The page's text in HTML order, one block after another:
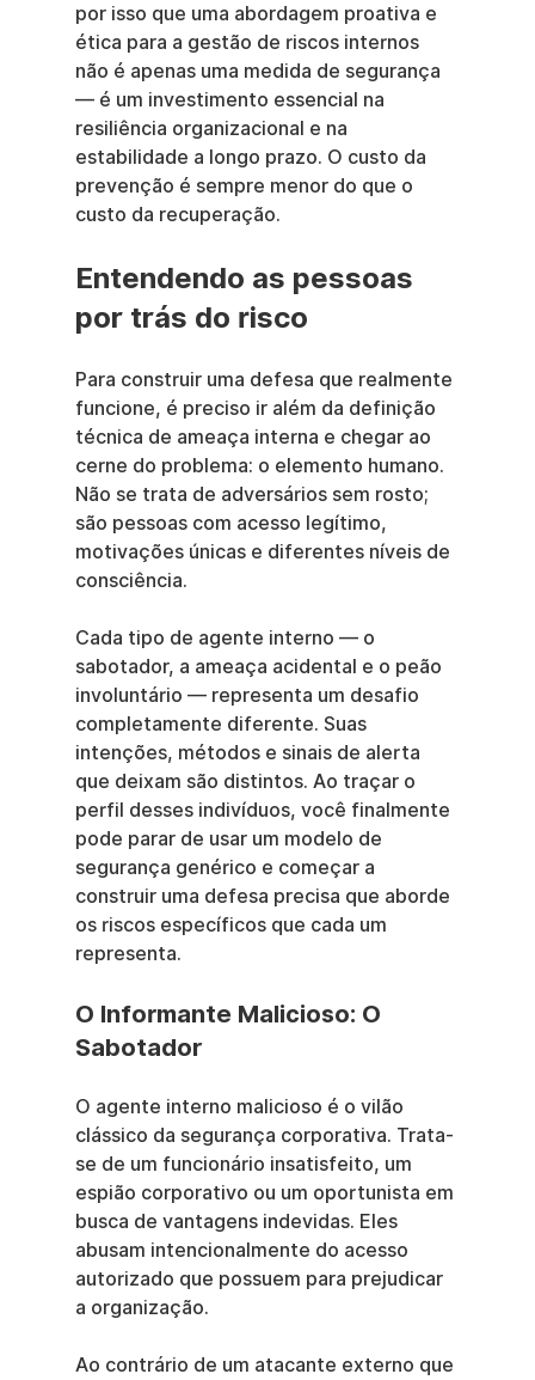
por isso que uma abordagem proativa e
ética para a gestão de riscos internos
não é apenas uma medida de segurança
— é um investimento essencial na
resiliência organizacional e na
estabilidade a longo prazo. O custo da
prevenção é sempre menor do que o
custo da recuperação.
Entendendo as pessoas
por trás do risco
Para construir uma defesa que realmente
funcione, é preciso ir além da definição
técnica de ameaça interna e chegar ao
cerne do problema: o elemento humano.
Não se trata de adversários sem rosto;
são pessoas com acesso legítimo,
motivações únicas e diferentes níveis de
consciência.
Cada tipo de agente interno — o
sabotador, a ameaça acidental e o peão
involuntário — representa um desafio
completamente diferente. Suas
intenções, métodos e sinais de alerta
que deixam são distintos. Ao traçar o
perfil desses indivíduos, você finalmente
pode parar de usar um modelo de
segurança genérico e começar a
construir uma defesa precisa que aborde
os riscos específicos que cada um
representa.
O Informante Malicioso: O
Sabotador
O agente interno malicioso é o vilão
clássico da segurança corporativa. Trata-
se de um funcionário insatisfeito, um
espião corporativo ou um oportunista em
busca de vantagens indevidas. Eles
abusam intencionalmente do acesso
autorizado que possuem para prejudicar
a organização.
Ao contrário de um atacante externo que